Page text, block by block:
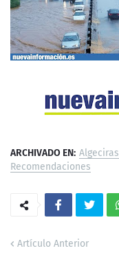
ARCHIVADO EN: Algeciras
Recomendaciones
Artículo Anterior